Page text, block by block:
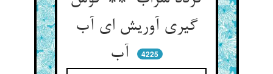
گیری آوریش ای آب
4225